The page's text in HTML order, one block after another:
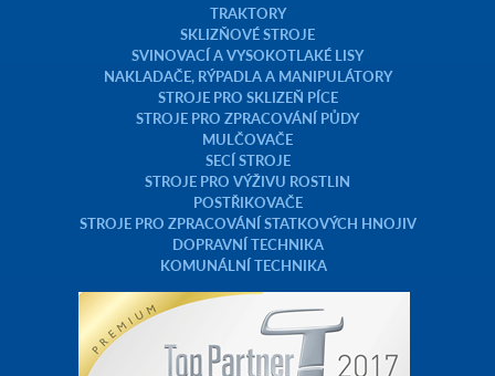
TRAKTORY
SKLIZŇOVÉ STROJE
SVINOVACÍ A VYSOKOTLAKÉ LISY
NAKLADAČE, RÝPADLA A MANIPULÁTORY
STROJE PRO SKLIZEŇ PÍCE
STROJE PRO ZPRACOVÁNÍ PŮDY
MULČOVAČE
SECÍ STROJE
STROJE PRO VÝŽIVU ROSTLIN
POSTŘIKOVAČE
STROJE PRO ZPRACOVÁNÍ STATKOVÝCH HNOJIV
DOPRAVNÍ TECHNIKA
KOMUNÁLNÍ TECHNIKA